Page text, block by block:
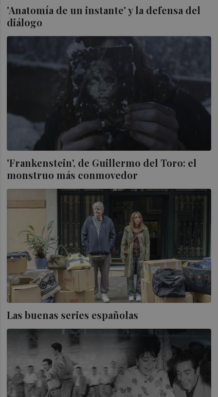
'Anatomía de un instante' y la defensa del
diálogo
'Frankenstein', de Guillermo del Toro: el
monstruo más conmovedor
Las buenas series españolas